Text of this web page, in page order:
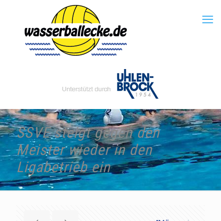
SSVE steigt gegen den
Meister wieder in den
Ligabetrieb ein